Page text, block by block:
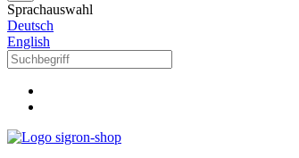
Sprachauswahl
Deutsch
English